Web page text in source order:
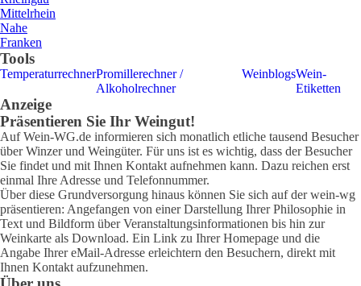
Mittelrhein
Nahe
Franken
Tools
TemperaturrechnerPromillerechner /
Alkoholrechner
WeinblogsWein-
Etiketten
Anzeige
Präsentieren Sie Ihr Weingut!
Auf Wein-WG.de informieren sich monatlich etliche tausend Besucher
über Winzer und Weingüter. Für uns ist es wichtig, dass der Besucher
Sie findet und mit Ihnen Kontakt aufnehmen kann. Dazu reichen erst
einmal Ihre Adresse und Telefonnummer.
Über diese Grundversorgung hinaus können Sie sich auf der wein-wg
präsentieren: Angefangen von einer Darstellung Ihrer Philosophie in
Text und Bildform über Veranstaltungsinformationen bis hin zur
Weinkarte als Download. Ein Link zu Ihrer Homepage und die
Angabe Ihrer eMail-Adresse erleichtern den Besuchern, direkt mit
Ihnen Kontakt aufzunehmen.